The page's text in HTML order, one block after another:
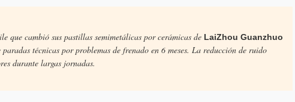
que cambió sus pastillas semimetálicas por cerámicas de LaiZhou Guanzhuo
técnicas por problemas de frenado en 6 meses. La reducción de ruido
durante largas jornadas.